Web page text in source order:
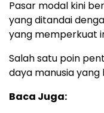
Pasar modal kini
yang ditandai
yang memperkuat
Salah satu poin
daya manusia
Baca Juga: